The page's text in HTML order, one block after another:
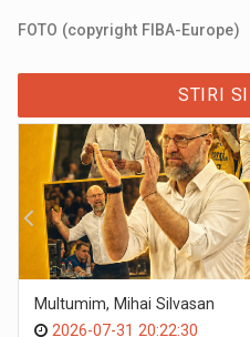
FOTO (copyright FIBA-Europe)
STIRI
Multumim, Mihai Silvasan
2026-07-31 20:22:30